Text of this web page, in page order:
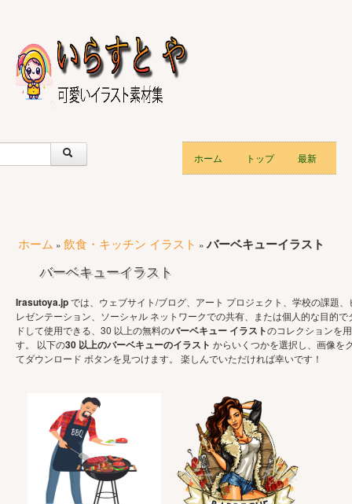
ホーム トップ 最新
ホーム » 飲食・キッチン イラスト » バーベキューイラスト
バーベキューイラスト
Irasutoya.jpでは、ウェブサイト/ブログ、アート プロジェクト、学校の課題、
レゼンテーション、ソーシャル ネットワークでの共有、または個人的な目的で
ドして使用できる、30 以上の無料のバーベキュー イラストのコレクションを
す。 以下の30 以上のバーベキューのイラスト からいくつかを選択し、画像を
てダウンロード ボタンを見つけます。 楽しんでいただければ幸いです！